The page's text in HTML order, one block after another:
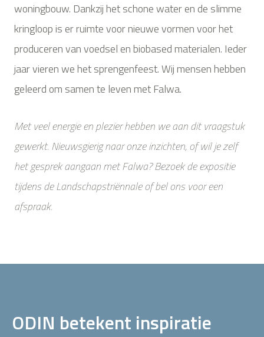
woningbouw. Dankzij het schone water en de slimme
kringloop is er ruimte voor nieuwe vormen voor het
produceren van voedsel en biobased materialen. Ieder
jaar vieren we het sprengenfeest. Wij mensen hebben
geleerd om samen te leven met Falwa.
Met veel energie en plezier hebben we aan dit vraagstuk
gewerkt. Nieuwsgierig naar onze inzichten, of wil je zelf
het gesprek aangaan met Falwa? Bezoek de expositie
tijdens de Landschapstriënnale of bel ons voor een
afspraak.
ODIN betekent inspiratie